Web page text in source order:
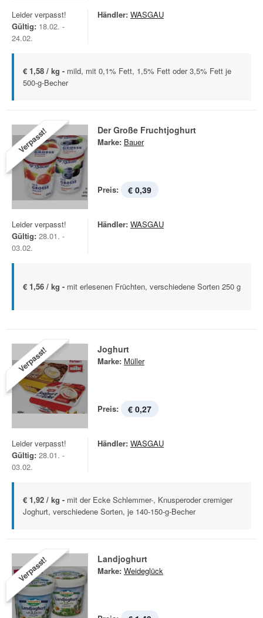
Leider verpasst!
Gültig: 18.02. -
24.02.
Händler: WASGAU
€ 1,58 / kg - mild, mit 0,1% Fett, 1,5% Fett oder 3,5% Fett je
500-g-Becher
Verpasst! Der Große Fruchtjoghurt
Marke: Bauer
Preis: € 0,39
Leider verpasst!
Gültig: 28.01. -
03.02.
Händler: WASGAU
€ 1,56 / kg - mit erlesenen Früchten, verschiedene Sorten 250 g
Verpasst! Joghurt
Marke: Müller
Preis: € 0,27
Leider verpasst!
Gültig: 28.01. -
03.02.
Händler: WASGAU
€ 1,92 / kg - mit der Ecke Schlemmer-, Knusperoder cremiger
Joghurt, verschiedene Sorten, je 140-150-g-Becher
Verpasst! Landjoghurt
Marke: Weideglück